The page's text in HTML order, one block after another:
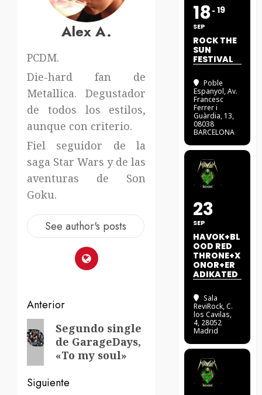
Alex A.
PCDM.
Die-hard fan de
Metallica. Degustador
de todos los estilos,
aunque con criterio.
Fiel seguidor de la
saga Star Wars y de las
aventuras de Son
Goku.
See author's posts
Navegación
de
entradas
Anterior
Entrada
anterior:
Segundo single
de GarageDays,
«To my soul»
Siguiente
18
SEP
19
ROCK THE
SUN
FESTIVAL
Poble
Espanyol, Av.
Francesc
Ferrer i
Guàrdia, 13,
08038
BARCELONA
23
SEP
HAVOK+BL
OOD RED
THRONE+X
ONOR+ER
ADIKATED
Sala
ReviRock, C.
los Cavilas,
4, 28052
Madrid